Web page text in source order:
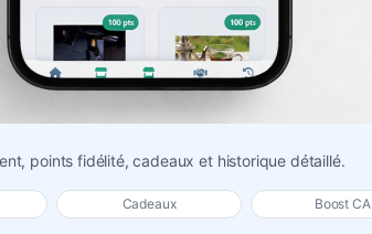
points fidélité, cadeaux et historique détaillé.
Cadeaux Boost CA